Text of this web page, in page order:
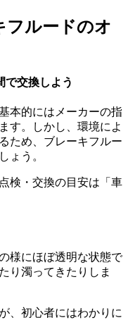
フルードのオ
で交換しよう
本的にはメーカーの指
す。しかし、環境によ
ため、ブレーキフルー
ょう。
検・交換の目安は「車
様にほぼ透明な状態で
り濁ってきたりしま
、初心者にはわかりに